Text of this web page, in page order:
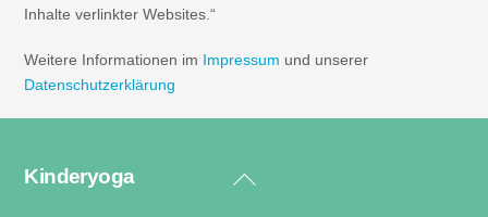
Inhalte verlinkter Websites.“
Weitere Informationen im Impressum und unserer
Datenschutzerklärung
Back
Kinderyoga